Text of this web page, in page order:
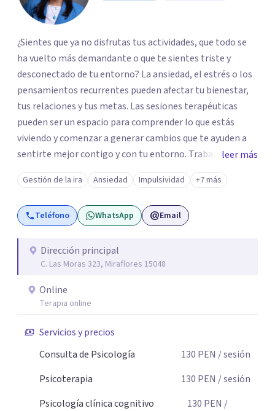
¿Sientes que ya no disfrutas tus actividades, que todo se
ha vuelto más demandante o que te sientes triste y
desconectado de tu entorno? La ansiedad, el estrés o los
pensamientos recurrentes pueden afectar tu bienestar,
tus relaciones y tus metas. Las sesiones terapéuticas
pueden ser un espacio para comprender lo que estás
viviendo y comenzar a generar cambios que te ayuden a
sentirte mejor contigo y con tu entorno. Trabajo desde
un enfoque integrador con técnicas Cognitivo-
Conductuales, Arteterapia Gestalt y Terapia de Familia y
Pareja, adaptando cada proceso a tus necesidades.
Acompaño a adultos que atraviesan ansiedad, depresión,
motivación y otras situaciones que interfieren en su vida
personal, familiar, laboral o social. Si deseas iniciar este
leer más
Gestión de la ira Ansiedad Impulsividad +7 más
Teléfono WhatsApp Email
Dirección principal
C. Las Moras 323, Miraflores 15048
Online
Terapia online
Servicios y precios
Consulta de Psicología
130 PEN / sesión
Psicoterapia
130 PEN / sesión
Psicología clínica cognitivo
130 PEN /